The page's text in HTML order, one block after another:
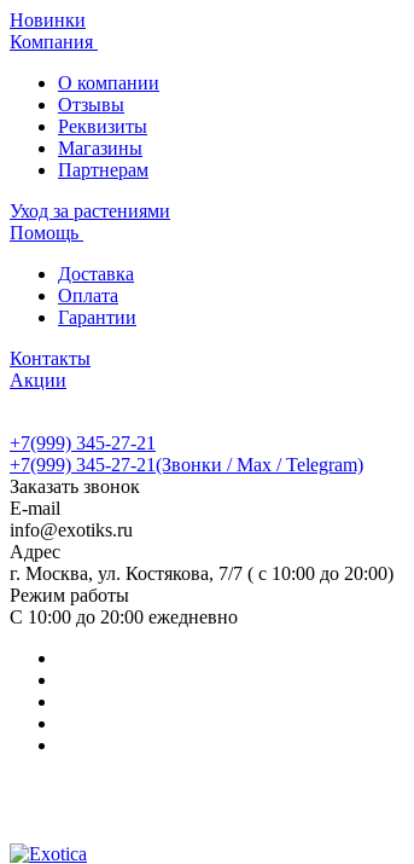
Новинки
Компания
О компании
Отзывы
Реквизиты
Магазины
Партнерам
Уход за растениями
Помощь
Доставка
Оплата
Гарантии
Контакты
Акции
+7(999) 345-27-21
+7(999) 345-27-21(Звонки / Max / Telegram)
Заказать звонок
E-mail
info@exotiks.ru
Адрес
г. Москва, ул. Костякова, 7/7 ( с 10:00 до 20:00)
Режим работы
С 10:00 до 20:00 ежедневно